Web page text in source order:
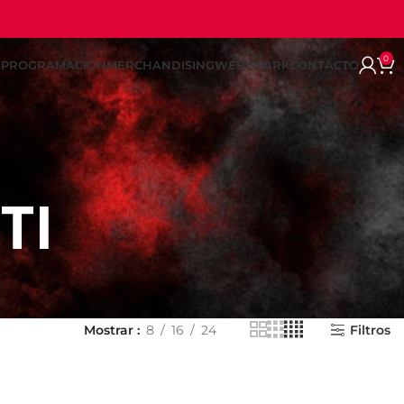
MERCHANDISINGWEB SPARK CONTACTO 0
Mostrar 8 16 24 Filtros